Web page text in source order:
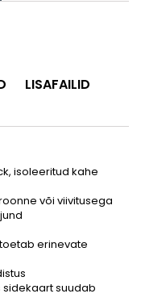
LISAFAILID
isoleeritud kahe
või viivitusega
erinevate
sidekaart suudab